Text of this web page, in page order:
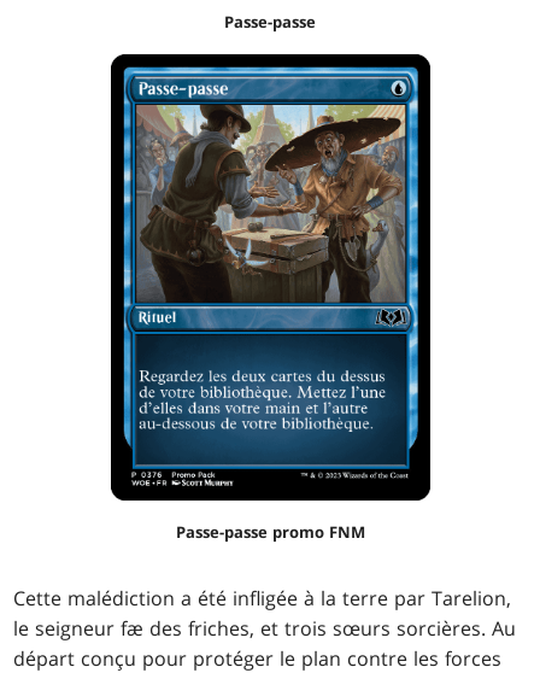
Passe-passe
Passe-passe promo FNM
Cette malédiction a été infligée à la terre par Tarelion,
le seigneur fæ des friches, et trois sœurs sorcières. Au
départ conçu pour protéger le plan contre les forces